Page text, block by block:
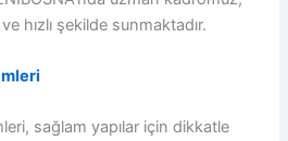
hızlı şekilde sunmaktadır.
sağlam yapılar için dikkatle